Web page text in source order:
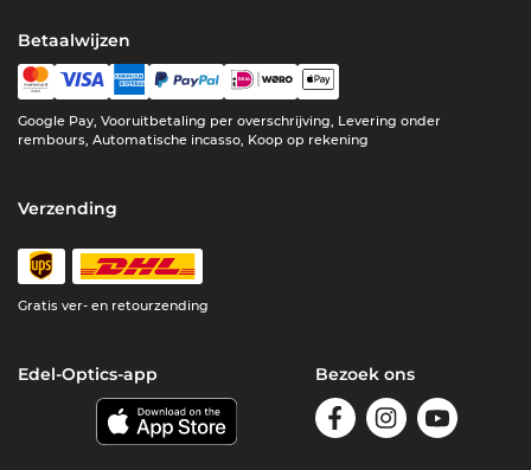
Betaalwijzen
Google Pay, Vooruitbetaling per overschrijving, Levering onder
rembours, Automatische incasso, Koop op rekening
Verzending
Gratis ver- en retourzending
Edel-Optics-app Bezoek ons